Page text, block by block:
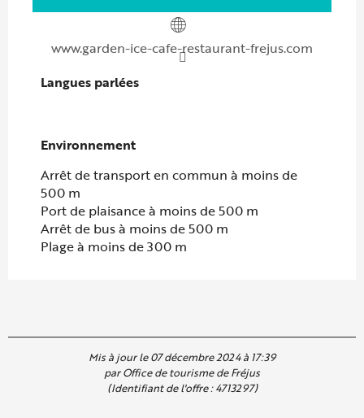
www.garden-ice-cafe-restaurant-frejus.com
Langues parlées
Langues parlées
Environnement
Environnement
Arrêt de transport en commun à moins de
500 m
Port de plaisance à moins de 500 m
Arrêt de bus à moins de 500 m
Plage à moins de 300 m
Mis à jour le 07 décembre 2024 à 17:39
par Office de tourisme de Fréjus
(Identifiant de l'offre :4713297)